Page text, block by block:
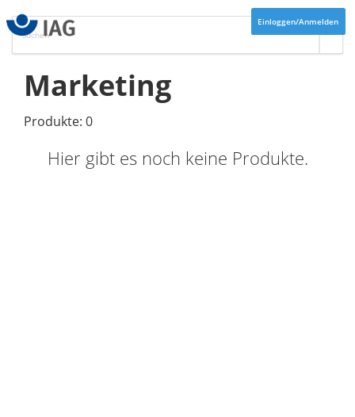
Einloggen/Anmelden
Marketing
Produkte: 0
Hier gibt es noch keine Produkte.